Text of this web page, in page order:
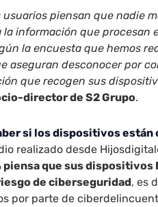
usuarios piensan que nadie
la información que procesan
la encuesta que hemos
aseguran desconocer por
que recogen sus
director de S2 Grupo.
si los dispositivos
realizado desde
piensa que sus dispositivos
de ciberseguridad, es
por parte de